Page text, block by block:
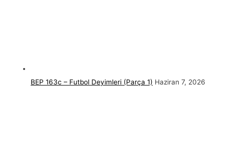
BEP 163c – Futbol Deyimleri (Parça 1) Haziran 7, 2026